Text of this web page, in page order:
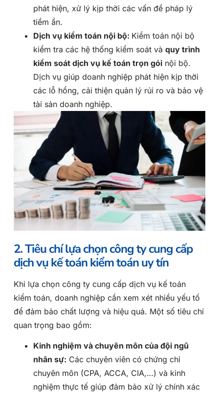
phát hiện, xử lý kịp thời các vấn đề pháp lý
tiềm ẩn.
Dịch vụ kiểm toán nội bộ: Kiểm toán nội bộ
kiểm tra các hệ thống kiểm soát và quy trình
kiểm soát dịch vụ kế toán trọn gói nội bộ.
Dịch vụ giúp doanh nghiệp phát hiện kịp thời
các lỗ hổng, cải thiện quản lý rủi ro và bảo vệ
tài sản doanh nghiệp.
2. Tiêu chí lựa chọn công ty cung cấp
dịch vụ kế toán kiểm toán uy tín
Khi lựa chọn công ty cung cấp dịch vụ kế toán
kiểm toán, doanh nghiệp cần xem xét nhiều yếu tố
để đảm bảo chất lượng và hiệu quả. Một số tiêu chí
quan trọng bao gồm:
Kinh nghiệm và chuyên môn của đội ngũ
nhân sự: Các chuyên viên có chứng chỉ
chuyên môn (CPA, ACCA, CIA,…) và kinh
nghiệm thực tế giúp đảm bảo xử lý chính xác